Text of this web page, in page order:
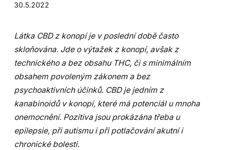
30.5.2022
Látka CBD z konopí je v poslední době často
skloňována. Jde o výtažek z konopí, avšak z
technického a bez obsahu THC, či s minimálním
obsahem povoleným zákonem a bez
psychoaktivních účinků. CBD je jedním z
kanabinoidů v konopí, které má potenciál u mnoha
onemocnění. Pozitiva jsou prokázána třeba u
epilepsie, při autismu i při potlačování akutní i
chronické bolesti.